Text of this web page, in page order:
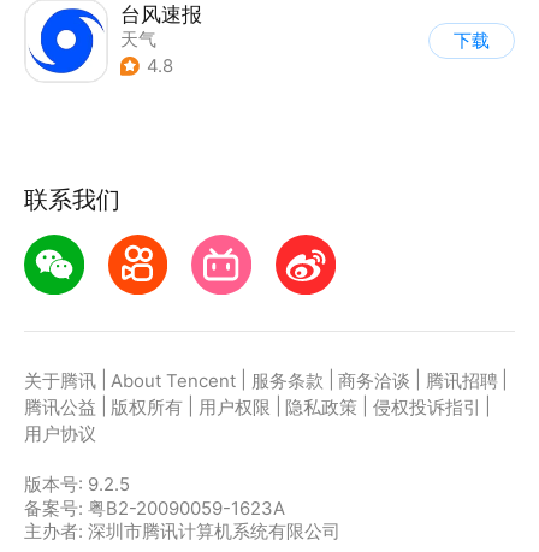
台风速报
天气
4.8
下载
联系我们
关于腾讯 About Tencent 服务条款 商务洽谈 腾讯招聘
腾讯公益
版权所有 用户权限 隐私政策 侵权投诉指引
用户协议
版本号: 9.2.5
备案号: 粤B2-20090059-1623A
主办者: 深圳市腾讯计算机系统有限公司